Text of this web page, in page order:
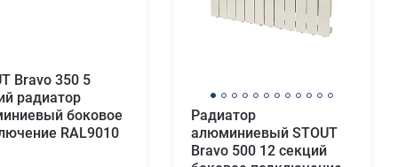
Bravo 350 5
радиатор
боковое
RAL9010
Радиатор
алюминиевый STOUT
Bravo 500 12 секций